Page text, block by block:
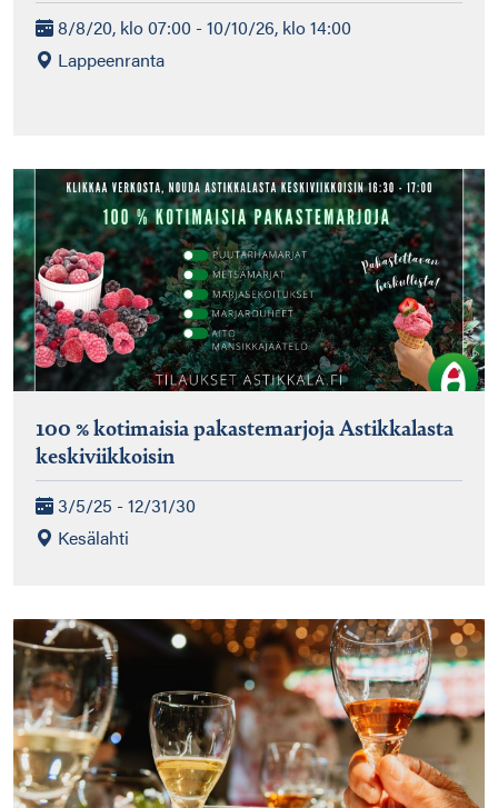
8/8/20, klo 07:00 - 10/10/26, klo 14:00
Lappeenranta
100 % kotimaisia pakastemarjoja Astikkalasta
keskiviikkoisin
3/5/25 - 12/31/30
Kesälahti